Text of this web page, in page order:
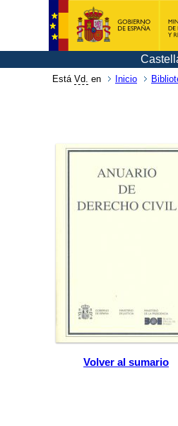
Está Vd. en Inicio
Volver al sumario